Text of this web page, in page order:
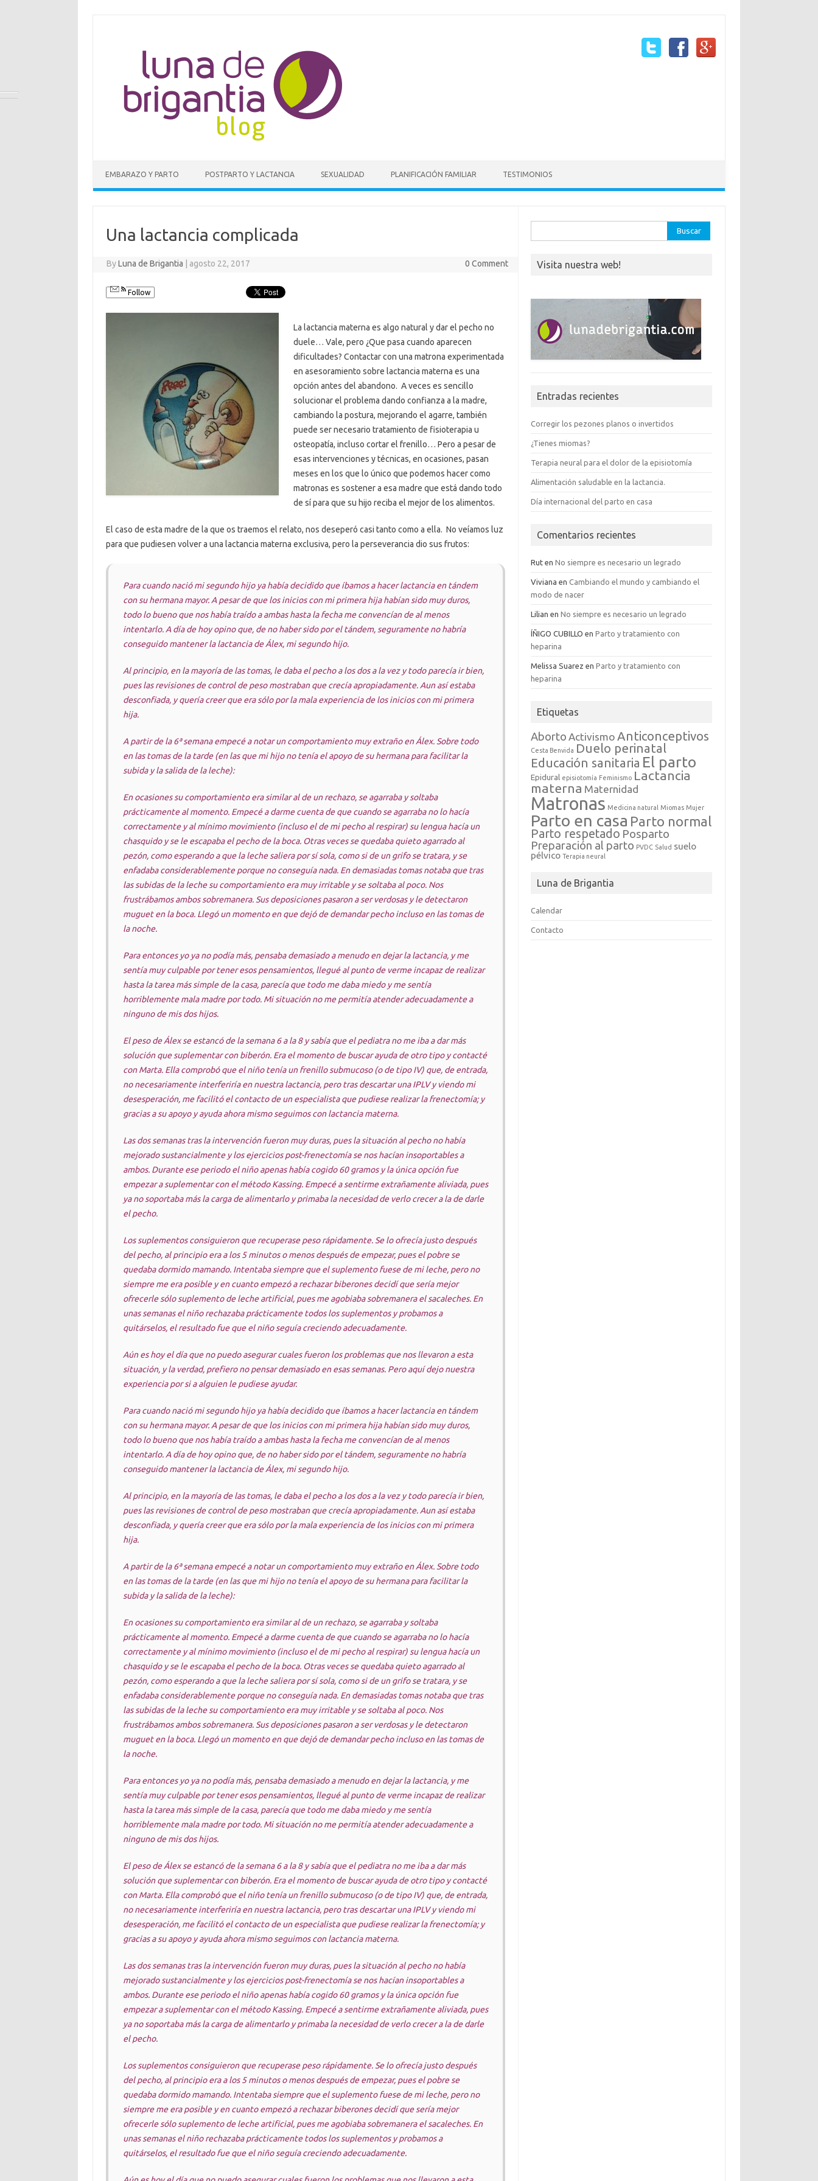
EMBARAZO Y PARTO POSTPARTO Y LACTANCIA SEXUALIDAD PLANIFICACIÓN FAMILIAR TESTIMONIOS
Una lactancia complicada
ByLuna de Brigantia agosto 22, 2017 0 Comment
Follow
La lactancia materna es algo natural y dar el pecho no
duele… Vale, pero ¿Que pasa cuando aparecen
dificultades? Contactar con una matrona experimentada
en asesoramiento sobre lactancia materna es una
opción antes del abandono. A veces es sencillo
solucionar el problema dando confianza a la madre,
cambiando la postura, mejorando el agarre, también
puede ser necesario tratamiento de fisioterapia u
osteopatía, incluso cortar el frenillo… Pero a pesar de
esas intervenciones y técnicas, en ocasiones, pasan
meses en los que lo único que podemos hacer como
matronas es sostener a esa madre que está dando todo
de sí para que su hijo reciba el mejor de los alimentos.
El caso de esta madre de la que os traemos el relato, nos deseperó casi tanto como a ella. No veíamos luz
para que pudiesen volver a una lactancia materna exclusiva, pero la perseverancia dio sus frutos:
Para cuando nació mi segundo hijo ya había decidido que íbamos a hacer lactancia en tándem
con su hermana mayor. A pesar de que los inicios con mi primera hija habían sido muy duros,
todo lo bueno que nos había traído a ambas hasta la fecha me convencían de al menos
intentarlo. A día de hoy opino que, de no haber sido por el tándem, seguramente no habría
conseguido mantener la lactancia de Álex, mi segundo hijo.
Al principio, en la mayoría de las tomas, le daba el pecho a los dos a la vez y todo parecía ir bien,
pues las revisiones de control de peso mostraban que crecía apropiadamente. Aun así estaba
desconfiada, y quería creer que era sólo por la mala experiencia de los inicios con mi primera
hija.
A partir de la 6ª semana empecé a notar un comportamiento muy extraño en Álex. Sobre todo
en las tomas de la tarde (en las que mi hijo no tenía el apoyo de su hermana para facilitar la
subida y la salida de la leche):
En ocasiones su comportamiento era similar al de un rechazo, se agarraba y soltaba
prácticamente al momento. Empecé a darme cuenta de que cuando se agarraba no lo hacía
correctamente y al mínimo movimiento (incluso el de mi pecho al respirar) su lengua hacía un
chasquido y se le escapaba el pecho de la boca. Otras veces se quedaba quieto agarrado al
pezón, como esperando a que la leche saliera por sí sola, como si de un grifo se tratara, y se
enfadaba considerablemente porque no conseguía nada. En demasiadas tomas notaba que tras
las subidas de la leche su comportamiento era muy irritable y se soltaba al poco. Nos
frustrábamos ambos sobremanera. Sus deposiciones pasaron a ser verdosas y le detectaron
muguet en la boca. Llegó un momento en que dejó de demandar pecho incluso en las tomas de
la noche.
Para entonces yo ya no podía más, pensaba demasiado a menudo en dejar la lactancia, y me
sentía muy culpable por tener esos pensamientos, llegué al punto de verme incapaz de realizar
hasta la tarea más simple de la casa, parecía que todo me daba miedo y me sentía
horriblemente mala madre por todo. Mi situación no me permitía atender adecuadamente a
ninguno de mis dos hijos.
El peso de Álex se estancó de la semana 6 a la 8 y sabía que el pediatra no me iba a dar más
solución que suplementar con biberón. Era el momento de buscar ayuda de otro tipo y contacté
con Marta. Ella comprobó que el niño tenía un frenillo submucoso (o de tipo IV) que, de entrada,
no necesariamente interferiría en nuestra lactancia, pero tras descartar una IPLV y viendo mi
desesperación, me facilitó el contacto de un especialista que pudiese realizar la frenectomía; y
gracias a su apoyo y ayuda ahora mismo seguimos con lactancia materna.
Las dos semanas tras la intervención fueron muy duras, pues la situación al pecho no había
mejorado sustancialmente y los ejercicios post-frenectomía se nos hacían insoportables a
ambos. Durante ese periodo el niño apenas había cogido 60 gramos y la única opción fue
empezar a suplementar con el método Kassing. Empecé a sentirme extrañamente aliviada, pues
ya no soportaba más la carga de alimentarlo y primaba la necesidad de verlo crecer a la de darle
el pecho.
Los suplementos consiguieron que recuperase peso rápidamente. Se lo ofrecía justo después
del pecho, al principio era a los 5 minutos o menos después de empezar, pues el pobre se
quedaba dormido mamando. Intentaba siempre que el suplemento fuese de mi leche, pero no
siempre me era posible y en cuanto empezó a rechazar biberones decidí que sería mejor
ofrecerle sólo suplemento de leche artificial, pues me agobiaba sobremanera el sacaleches. En
unas semanas el niño rechazaba prácticamente todos los suplementos y probamos a
quitárselos, el resultado fue que el niño seguía creciendo adecuadamente.
Aún es hoy el día que no puedo asegurar cuales fueron los problemas que nos llevaron a esta
situación, y la verdad, prefiero no pensar demasiado en esas semanas. Pero aquí dejo nuestra
experiencia por si a alguien le pudiese ayudar.
Para cuando nació mi segundo hijo ya había decidido que íbamos a hacer lactancia en tándem
con su hermana mayor. A pesar de que los inicios con mi primera hija habían sido muy duros,
todo lo bueno que nos había traído a ambas hasta la fecha me convencían de al menos
intentarlo. A día de hoy opino que, de no haber sido por el tándem, seguramente no habría
conseguido mantener la lactancia de Álex, mi segundo hijo.
Al principio, en la mayoría de las tomas, le daba el pecho a los dos a la vez y todo parecía ir bien,
pues las revisiones de control de peso mostraban que crecía apropiadamente. Aun así estaba
desconfiada, y quería creer que era sólo por la mala experiencia de los inicios con mi primera
hija.
A partir de la 6ª semana empecé a notar un comportamiento muy extraño en Álex. Sobre todo
en las tomas de la tarde (en las que mi hijo no tenía el apoyo de su hermana para facilitar la
subida y la salida de la leche):
En ocasiones su comportamiento era similar al de un rechazo, se agarraba y soltaba
prácticamente al momento. Empecé a darme cuenta de que cuando se agarraba no lo hacía
correctamente y al mínimo movimiento (incluso el de mi pecho al respirar) su lengua hacía un
chasquido y se le escapaba el pecho de la boca. Otras veces se quedaba quieto agarrado al
pezón, como esperando a que la leche saliera por sí sola, como si de un grifo se tratara, y se
enfadaba considerablemente porque no conseguía nada. En demasiadas tomas notaba que tras
las subidas de la leche su comportamiento era muy irritable y se soltaba al poco. Nos
frustrábamos ambos sobremanera. Sus deposiciones pasaron a ser verdosas y le detectaron
muguet en la boca. Llegó un momento en que dejó de demandar pecho incluso en las tomas de
la noche.
Para entonces yo ya no podía más, pensaba demasiado a menudo en dejar la lactancia, y me
sentía muy culpable por tener esos pensamientos, llegué al punto de verme incapaz de realizar
hasta la tarea más simple de la casa, parecía que todo me daba miedo y me sentía
horriblemente mala madre por todo. Mi situación no me permitía atender adecuadamente a
ninguno de mis dos hijos.
El peso de Álex se estancó de la semana 6 a la 8 y sabía que el pediatra no me iba a dar más
solución que suplementar con biberón. Era el momento de buscar ayuda de otro tipo y contacté
con Marta. Ella comprobó que el niño tenía un frenillo submucoso (o de tipo IV) que, de entrada,
no necesariamente interferiría en nuestra lactancia, pero tras descartar una IPLV y viendo mi
desesperación, me facilitó el contacto de un especialista que pudiese realizar la frenectomía; y
gracias a su apoyo y ayuda ahora mismo seguimos con lactancia materna.
Las dos semanas tras la intervención fueron muy duras, pues la situación al pecho no había
mejorado sustancialmente y los ejercicios post-frenectomía se nos hacían insoportables a
ambos. Durante ese periodo el niño apenas había cogido 60 gramos y la única opción fue
empezar a suplementar con el método Kassing. Empecé a sentirme extrañamente aliviada, pues
ya no soportaba más la carga de alimentarlo y primaba la necesidad de verlo crecer a la de darle
el pecho.
Los suplementos consiguieron que recuperase peso rápidamente. Se lo ofrecía justo después
del pecho, al principio era a los 5 minutos o menos después de empezar, pues el pobre se
quedaba dormido mamando. Intentaba siempre que el suplemento fuese de mi leche, pero no
siempre me era posible y en cuanto empezó a rechazar biberones decidí que sería mejor
ofrecerle sólo suplemento de leche artificial, pues me agobiaba sobremanera el sacaleches. En
unas semanas el niño rechazaba prácticamente todos los suplementos y probamos a
quitárselos, el resultado fue que el niño seguía creciendo adecuadamente.
Visita nuestra web!
Entradas recientes
Corregir los pezones planos o invertidos
¿Tienes miomas?
Terapia neural para el dolor de la episiotomía
Alimentación saludable en la lactancia.
Día internacional del parto en casa
Comentarios recientes
Rut enNo siempre es necesario un legrado
Viviana enCambiando el mundo y cambiando el
modo de nacer
Lilian enNo siempre es necesario un legrado
ÍÑIGO CUBILLO enParto y tratamiento con
heparina
Melissa Suarez enParto y tratamiento con
heparina
Etiquetas
Aborto Activismo Anticonceptivos
Cesta Benvida Duelo perinatal
Educación sanitaria El parto
Epidural episiotomía Feminismo Lactancia
materna Maternidad
Matronas Medicina natural Miomas Mujer
Parto en casa Parto normal
Parto respetado Posparto
Preparación al parto PVDC Salud suelo
pélvico Terapia neural
Luna de Brigantia
Calendar
Contacto